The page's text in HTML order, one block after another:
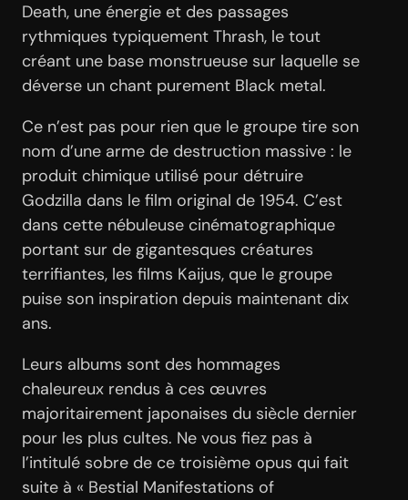
Death, une énergie et des passages
rythmiques typiquement Thrash, le tout
créant une base monstrueuse sur laquelle se
déverse un chant purement Black metal.
Ce n’est pas pour rien que le groupe tire son
nom d’une arme de destruction massive : le
produit chimique utilisé pour détruire
Godzilla dans le film original de 1954. C’est
dans cette nébuleuse cinématographique
portant sur de gigantesques créatures
terrifiantes, les films Kaijus, que le groupe
puise son inspiration depuis maintenant dix
ans.
Leurs albums sont des hommages
chaleureux rendus à ces œuvres
majoritairement japonaises du siècle dernier
pour les plus cultes. Ne vous fiez pas à
l’intitulé sobre de ce troisième opus qui fait
suite à « Bestial Manifestations of